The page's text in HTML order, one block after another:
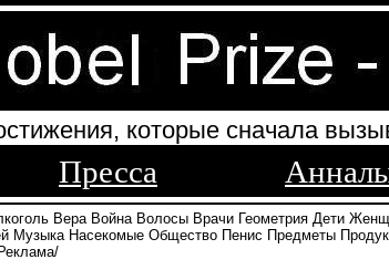
которые сначала
Пресса
Вера Война Волосы Врачи Геометрия Дети
Музыка Насекомые Общество Пенис Предметы